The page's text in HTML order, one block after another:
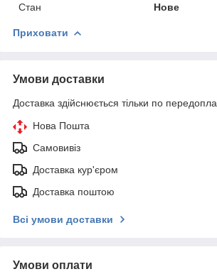
Стан
Нове
Приховати
Умови доставки
Доставка здійснюється тільки по
Нова Пошта
Самовивіз
Доставка кур'єром
Доставка поштою
Всі умови доставки
Умови оплати